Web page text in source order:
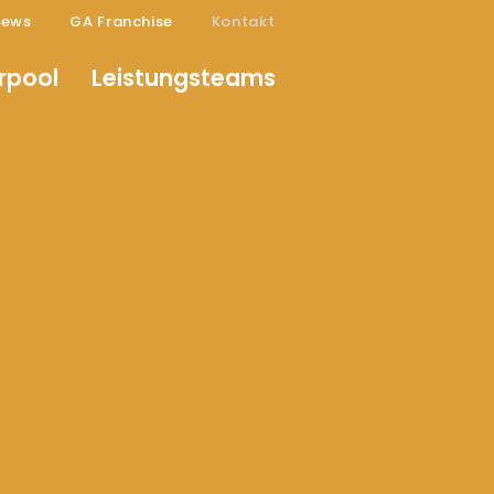
GA Franchise Kontakt
Leistungsteams